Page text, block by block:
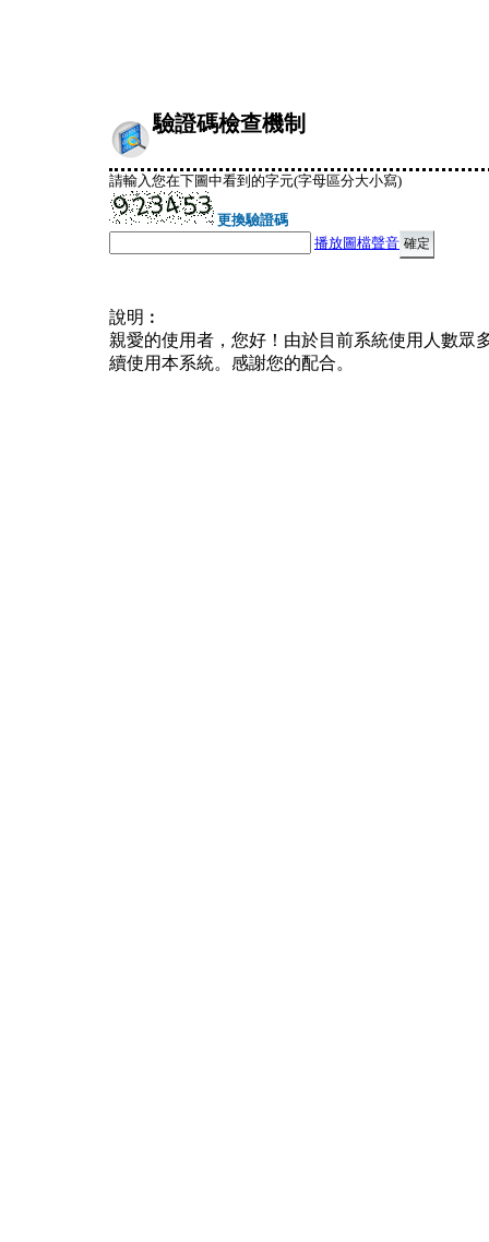
驗證碼檢查機制
請輸入您在下圖中看到的字元(字母區分大小寫)
更換驗證碼
播放圖檔聲音
說明︰
親愛的使用者，您好！由於目前系統使用人數眾
續使用本系統。感謝您的配合。